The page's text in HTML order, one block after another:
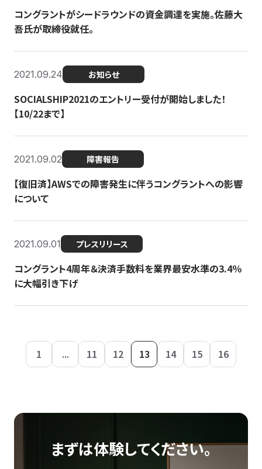
コングラントがシードラウンドの資金調達を実施。佐藤大
吾氏が取締役就任。
2021.09.24 お知らせ
SOCIALSHIP2021のエントリー受付が開始しました！
【10/22まで】
2021.09.02 障害報告
【復旧済】AWSでの障害発生に伴うコングラントへの影響
について
2021.09.01 プレスリリース
コングラント4周年＆決済手数料を業界最安水準の3.4％
に大幅引き下げ
1 ... 11 12 13 14 15 16
まずは体験してください。